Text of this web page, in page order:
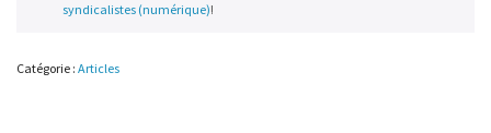
syndicalistes (numérique)!
Catégorie : Articles